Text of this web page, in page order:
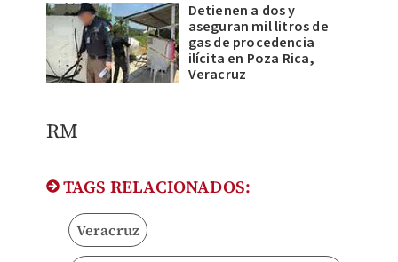
Detienen a dos y
aseguran mil litros de
gas de procedencia
ilícita en Poza Rica,
Veracruz
RM
TAGS RELACIONADOS:
Veracruz